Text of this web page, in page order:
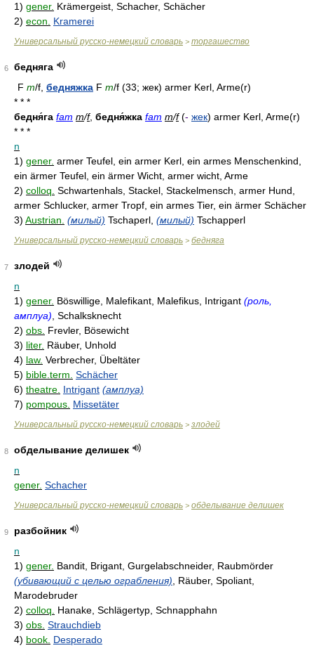
1) gener. Krämergeist, Schacher, Schächer
2) econ. Kramerei
Универсальный русско-немецкий словарь > торгашество
6
бедняга
F m/f, бедняжка F m/f (33; ­жек) armer Kerl, Arme(r)
* * *
бедня́га fam m/f, бедня́жка fam m/f(- жек) armer Kerl, Arme(r)
* * *
n
1) gener. armer Teufel, ein armer Kerl, ein armes Menschenkind,
ein ärmer Teufel, ein ärmer Wicht, armer wicht, Arme
2) colloq. Schwartenhals, Stackel, Stackelmensch, armer Hund,
armer Schlucker, armer Tropf, ein armes Tier, ein ärmer Schächer
3) Austrian. (милый) Tschaperl, (милый) Tschapperl
Универсальный русско-немецкий словарь > бедняга
7
злодей
n
1) gener. Böswillige, Malefikant, Malefikus, Intrigant (роль,
амплуа) , Schalksknecht
2) obs. Frevler, Bösewicht
3) liter. Räuber, Unhold
4) law. Verbrecher, Übeltäter
5) bible.term. Schächer
6) theatre. Intrigant (амплуа)
7) pompous. Missetäter
Универсальный русско-немецкий словарь > злодей
8
обделывание делишек
n
gener. Schacher
Универсальный русско-немецкий словарь > обделывание делишек
9
разбойник
n
1) gener. Bandit, Brigant, Gurgelabschneider, Raubmörder
(убивающий с целью ограбления) , Räuber, Spoliant,
Marodebruder
2) colloq.
Hanake, Schlägertyp, Schnapphahn
3) obs. Strauchdieb
4) book. Desperado